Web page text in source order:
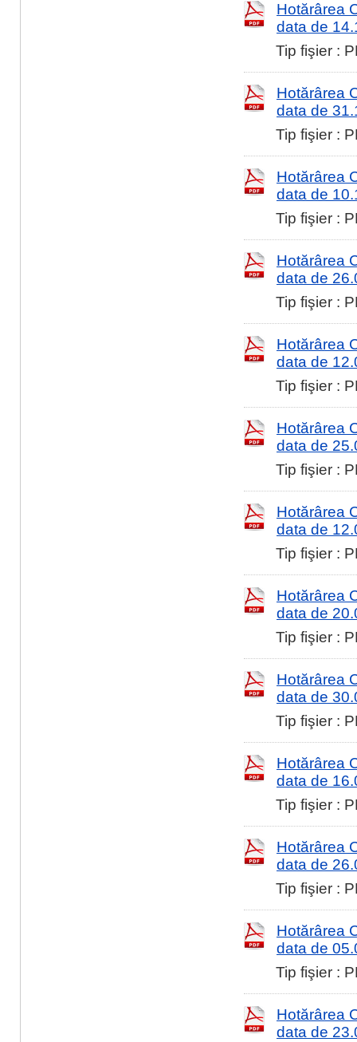
Hotărârea
data de
Tip fişier :
Hotărârea
data de
Tip fişier :
Hotărârea
data de
Tip fişier :
Hotărârea
data de
Tip fişier :
Hotărârea
data de
Tip fişier :
Hotărârea
data de
Tip fişier :
Hotărârea
data de
Tip fişier :
Hotărârea
data de
Tip fişier :
Hotărârea
data de
Tip fişier :
Hotărârea
data de
Tip fişier :
Hotărârea
data de
Tip fişier :
Hotărârea
data de
Tip fişier :
Hotărârea
data de